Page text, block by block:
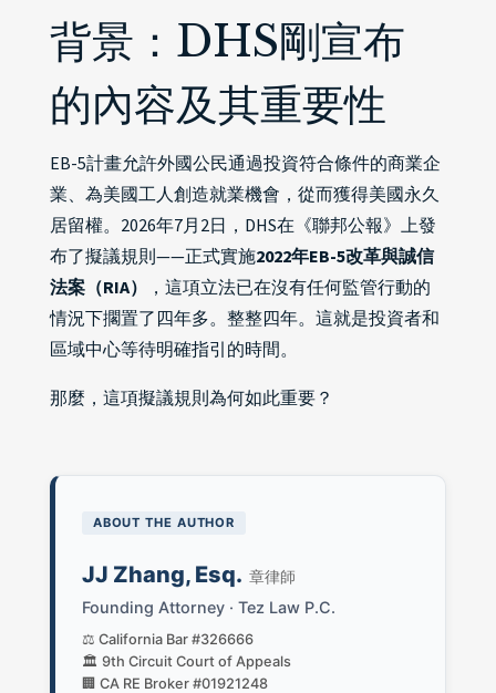
背景：DHS剛宣布
的內容及其重要性
EB-5計畫允許外國公民通過投資符合條件的商業企
業、為美國工人創造就業機會，從而獲得美國永久
居留權。2026年7月2日，DHS在《聯邦公報》上發
布了擬議規則——正式實施2022年EB-5改革與誠信
法案（RIA）
，這項立法已在沒有任何監管行動的
情況下擱置了四年多。整整四年。這就是投資者和
區域中心等待明確指引的時間。
那麼，這項擬議規則為何如此重要？
ABOUT THE AUTHOR
JJ Zhang, Esq. 章律師
Founding Attorney · Tez Law P.C.
⚖️ California Bar #326666
🏛️ 9th Circuit Court of Appeals
🏢 CA RE Broker #01921248